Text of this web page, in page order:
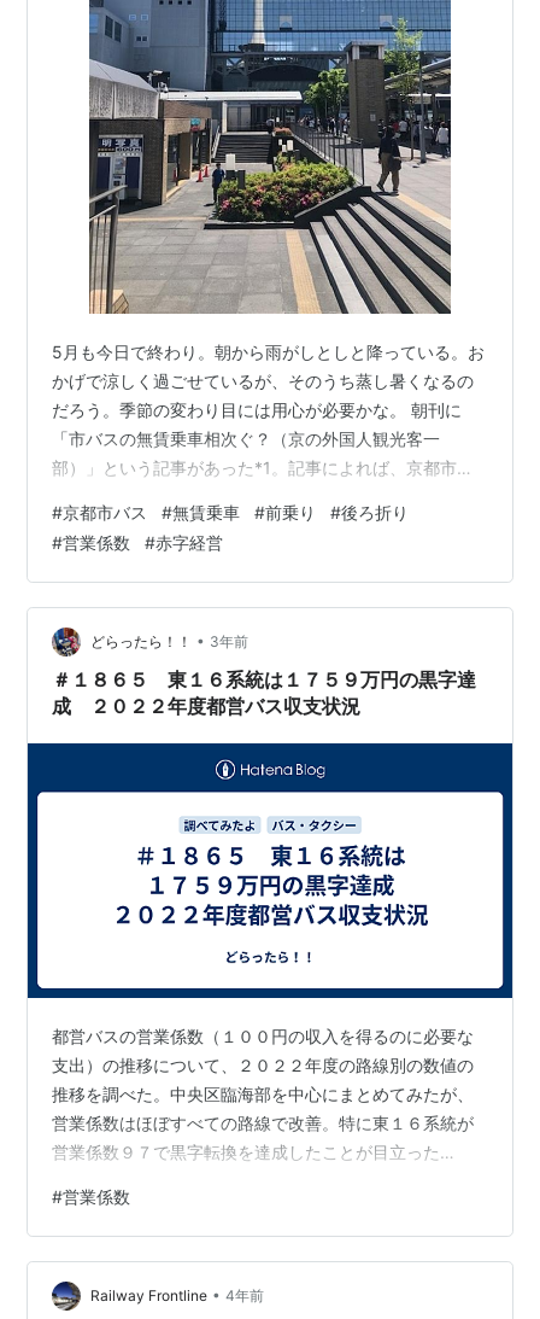
5月も今日で終わり。朝から雨がしとしと降っている。お
かげで涼しく過ごせているが、そのうち蒸し暑くなるの
だろう。季節の変わり目には用心が必要かな。 朝刊に
「市バスの無賃乗車相次ぐ？（京の外国人観光客一
部）」という記事があった*1。記事によれば、京都市バ
車」や「運賃不足」などの不正乗車をバス運転手が見逃
しているとの投稿が同紙に寄せらたとのこと。投稿者か
らは、市バス経営が「赤字」であるのにそれらを見逃す
ことは問題であるとか、ただしく乗車している者にとっ
て「不公平感」があるといった指摘がなされているよう
である。また、不正乗車に関わる外国人観光客とバス運
転…
#京都市バス #無賃乗車 #前乗り #後ろ折り
#営業係数 #赤字経営
どらったら！！ • 3年前
＃１８６５ 東１６系統は１７５９万円の黒字達
成 ２０２２年度都営バス収支状況
都営バスの営業係数（１００円の収入を得るのに必要な
支出）の推移について、２０２２年度の路線別の数値の
推移を調べた。中央区臨海部を中心にまとめてみたが、
営業係数はほぼすべての路線で改善。特に東１６系統が
営業係数９７で黒字転換を達成したことが目立った
（２０１５～２２年度） 参考 都営バス 経常損失は前年
度の１／３に 参考 赤字が１億円超、２億円未満の路線
４路線 感想・まとめ 参考
#営業係数
Railway Frontline • 4年前